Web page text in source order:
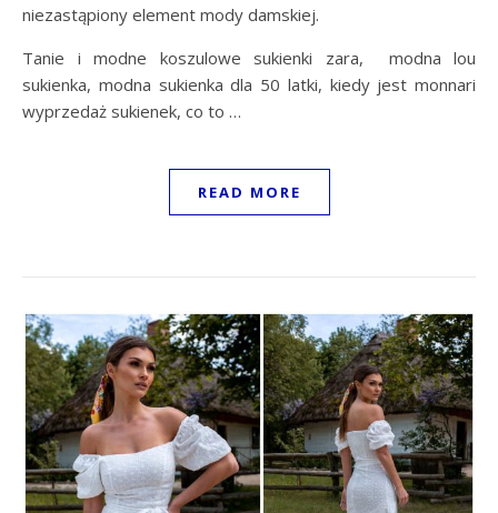
niezastąpiony element mody damskiej.
Tanie i modne koszulowe sukienki zara, modna lou
sukienka, modna sukienka dla 50 latki, kiedy jest monnari
wyprzedaż sukienek, co to …
READ MORE